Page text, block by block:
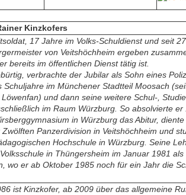
Kinzkofers
17 Jahre im Volks-Schuldienst und seit
von Veitshöchheim ergeben
bereits im öffentlichen Dienst tätig ist.
verbrachte der Jubilar als Sohn eines
Schuljahre im Münchener Stadtteil Moosach
und dann seine weitere Schul-,
im Raum Würzburg. So absolvierte er
in Würzburg das Abitur,
Panzerdivision in Veitshöchheim und
Hochschule in Würzburg. Seine
in Thüngersheim im Januar 1981 als
wo er ab Oktober 1985 noch für ein Jahr die
ist Kinzkofer, ab 2009 über das allgemeine